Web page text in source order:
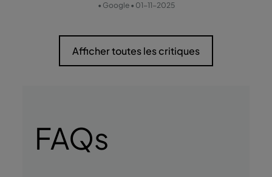
• Google • 01-11-2025
Afficher toutes les critiques
FAQs